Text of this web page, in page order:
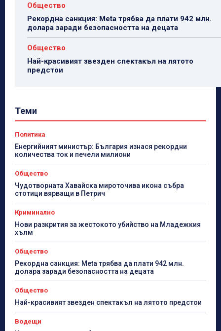
Общество
Рекордна санкция: Meta трябва да плати 942 млн.
долара заради безопасността на децата
Общество
Най-красивият звезден спектакъл на лятото
предстои
Теми
Политика
Енергийният министър: България изнася рекордни
количества ток и печели милиони
Общество
Чудотворната Хавайска мироточива икона събра
стотици вярващи в Петрич
Криминално
Нови разкрития за жестокото убийство на Младежкия
хълм
Общество
Рекордна санкция: Meta трябва да плати 942 млн.
долара заради безопасността на децата
Общество
Най-красивият звезден спектакъл на лятото предстои
Водещи